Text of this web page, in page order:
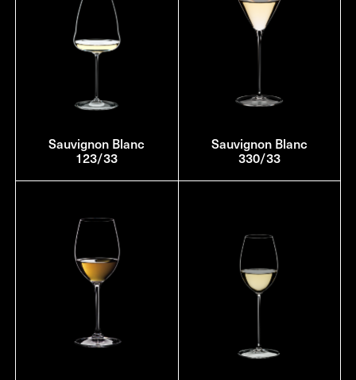
Sauvignon Blanc
123/33
Sauvignon Blanc
330/33